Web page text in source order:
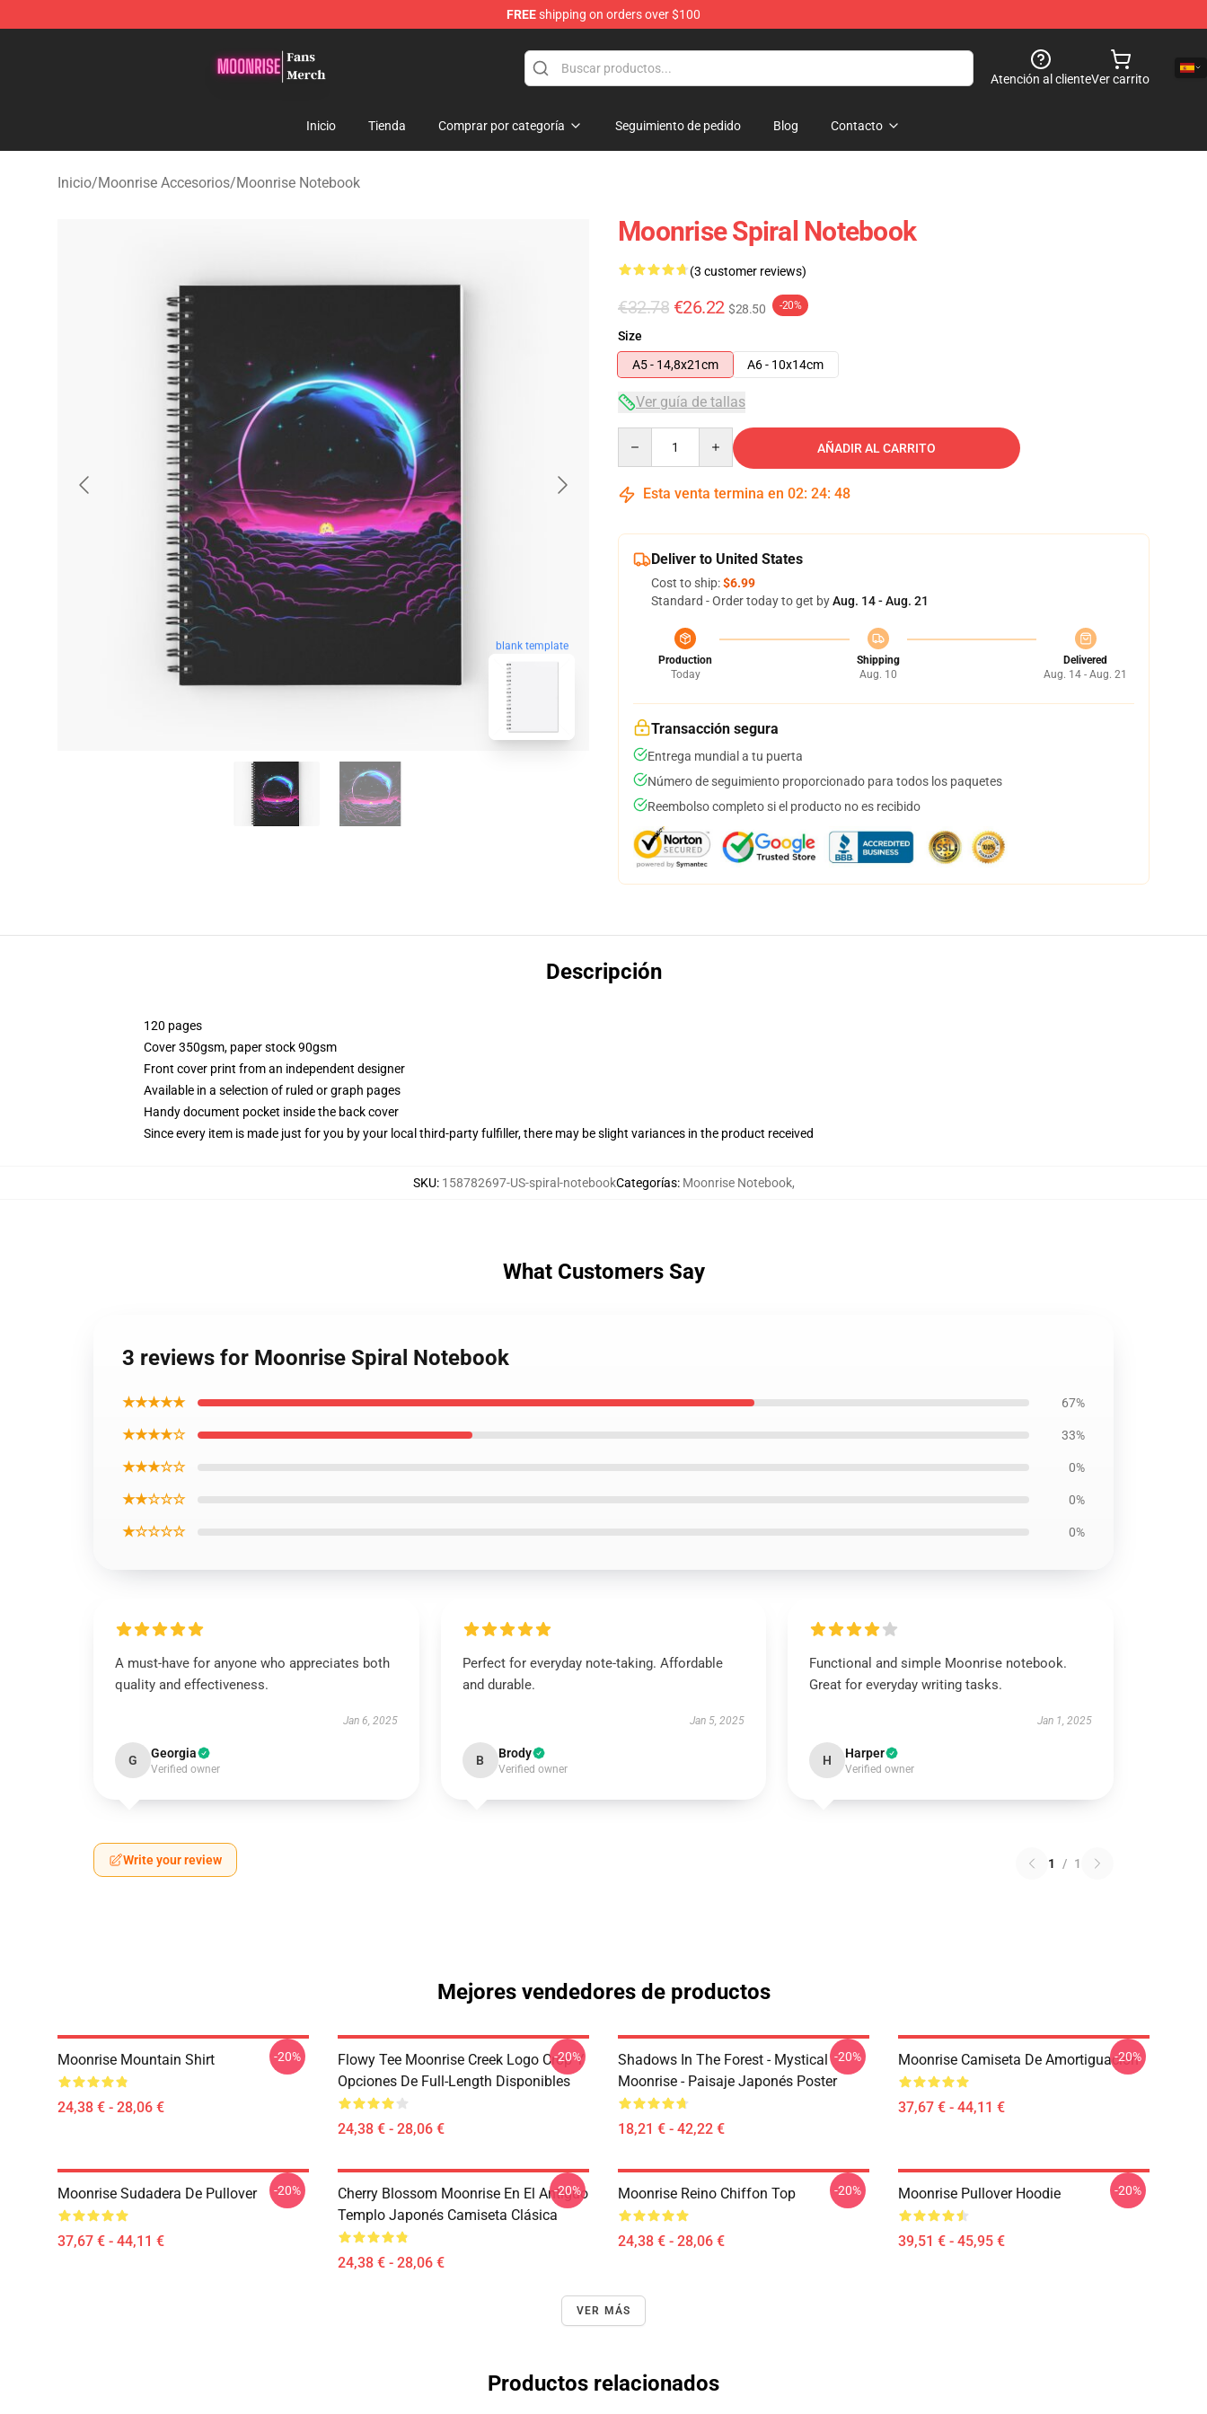
FREEshipping on orders over $100
Atención al clienteVer carrito
Inicio Tienda Comprar por categoría Seguimiento de pedido Blog Contacto
Inicio/Moonrise Accesorios/Moonrise Notebook
blank template
Moonrise Spiral Notebook
(3 customer reviews)
€32.78 €26.22 $28.50 -20%
Size
A5 - 14,8x21cm
A6 - 10x14cm
Ver guía de tallas
AÑADIR AL CARRITO
Esta venta termina en 02: 24: 47
Deliver to United States
Cost to ship:$6.99
Standard - Order today to get byAug. 14 - Aug. 21
Production
Today
Shipping
Aug. 10
Delivered
Aug. 14 - Aug. 21
Transacción segura
Entrega mundial a tu puerta
Número de seguimiento proporcionado para todos los paquetes
Reembolso completo si el producto no es recibido
Descripción
120 pages
Cover 350gsm, paper stock 90gsm
Front cover print from an independent designer
Available in a selection of ruled or graph pages
Handy document pocket inside the back cover
Since every item is made just for you by your local third-party fulfiller, there may be slight variances in the product received
SKU: 158782697-US-spiral-notebookCategorías: Moonrise Notebook,
What Customers Say
3 reviews for Moonrise Spiral Notebook
★★★★★ 67%
★★★★☆ 33%
★★★☆☆ 0%
★★☆☆☆ 0%
★☆☆☆☆ 0%
A must-have for anyone who appreciates both
quality and effectiveness.
Jan 6, 2025
G Georgia
Verified owner
Perfect for everyday note-taking. Affordable
and durable.
Jan 5, 2025
B Brody
Verified owner
Functional and simple Moonrise notebook.
Great for everyday writing tasks.
Jan 1, 2025
H Harper
Verified owner
Write your review 1 / 1
Mejores vendedores de productos
Moonrise Mountain Shirt
24,38 € - 28,06 €
-20%
Flowy Tee Moonrise Creek Logo Crop Y
Opciones De Full-Length Disponibles
24,38 € - 28,06 €
-20%
Shadows In The Forest - Mystical
Moonrise - Paisaje Japonés Poster
18,21 € - 42,22 €
-20% Moonrise Camiseta De Amortiguación
37,67 € - 44,11 €
-20%
Moonrise Sudadera De Pullover
37,67 € - 44,11 €
-20%
Cherry Blossom Moonrise En El Antiguo
Templo Japonés Camiseta Clásica
24,38 € - 28,06 €
-20% Moonrise Reino Chiffon Top
24,38 € - 28,06 €
-20% Moonrise Pullover Hoodie
39,51 € - 45,95 €
-20%
VER MÁS
Productos relacionados